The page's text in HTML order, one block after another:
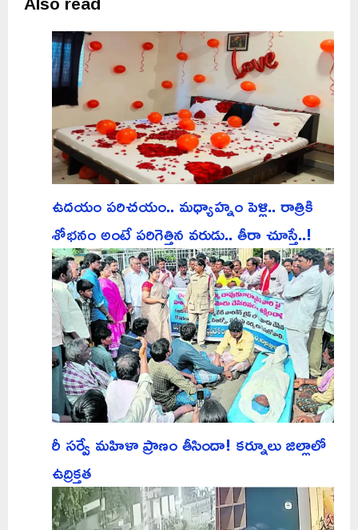
ఉదయం పరిచయం.. మధ్యాహ్నం పెళ్లి.. రాత్రికి
శోభనం అంటే పరిగెత్తిన వరుడు.. తీరా చూస్తే..!
రీ సర్వే మహిళా ప్రాణం తీసిందా! కర్నూలు జిల్లాలో
ఉద్రిక్తత